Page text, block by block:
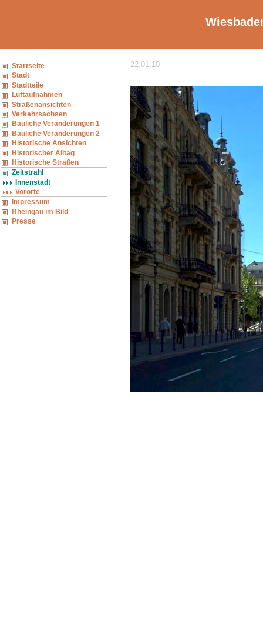
Startseite
Stadt
Stadtteile
Luftaufnahmen
Straßenansichten
Verkehrsachsen
Bauliche Veränderungen 1
Bauliche Veränderungen 2
Historische Ansichten
Historischer Alltag
Historische Straßen
Zeitstrahl
Innenstadt
Vororte
Impressum
Rheingau im Bild
Presse
22.01.10